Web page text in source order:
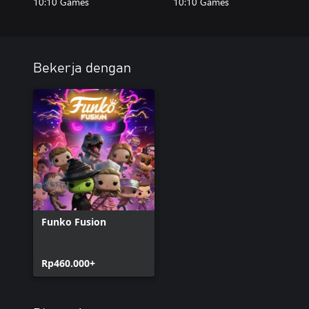
Bekerja dengan
Funko Fusion
Rp460.000+